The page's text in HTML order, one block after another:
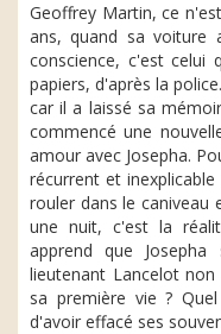
Geoffrey Martin, ce
ans, quand sa voiture
conscience, c'est celui
papiers, d'après la
car il a laissé sa
commencé une
amour avec Josepha.
récurrent et
rouler dans le caniveau
une nuit, c'est la
apprend que
lieutenant Lancelot
sa première vie ?
d'avoir effacé ses